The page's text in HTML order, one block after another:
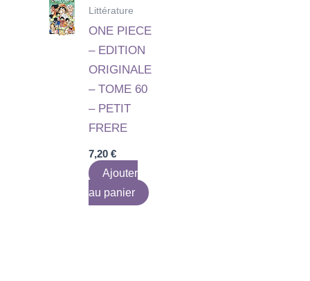
Littérature
ONE PIECE
– EDITION
ORIGINALE
– TOME 60
– PETIT
FRERE
7,20€
Ajouter
au panier